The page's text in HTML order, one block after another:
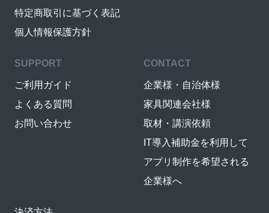
特定商取引に基づく表記
個人情報保護方針
SUPPORT
ご利用ガイド
よくある質問
お問い合わせ
CONTACT
企業様・自治体様
家具関連会社様
取材・講演依頼
IT導入補助金を利用して
アプリ制作を希望される
企業様へ